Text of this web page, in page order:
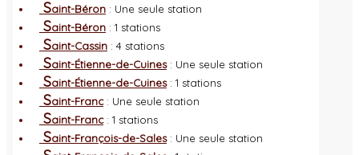
Saint-Béron : Une seule station
Saint-Béron : 1 stations
Saint-Cassin : 4 stations
Saint-Étienne-de-Cuines: Une seule station
Saint-Étienne-de-Cuines: 1 stations
Saint-Franc: Une seule station
Saint-Franc: 1 stations
Saint-François-de-Sales: Une seule station